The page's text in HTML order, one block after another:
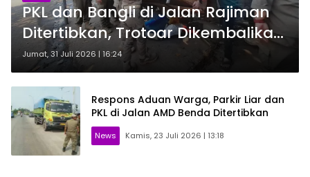
PKL dan Bangli di Jalan Rajiman
Ditertibkan, Trotoar Dikembalikan
untuk Pejalan Kaki
Jumat, 31 Juli 2026 | 16:24
Respons Aduan Warga, Parkir Liar dan
PKL di Jalan AMD Benda Ditertibkan
News Kamis, 23 Juli 2026 | 13:18